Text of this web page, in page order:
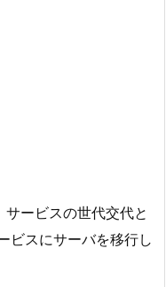
ービスの世代交代と
ビスにサーバを移行し